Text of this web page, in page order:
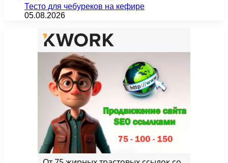
Тесто для чебуреков на кефире
05.08.2026